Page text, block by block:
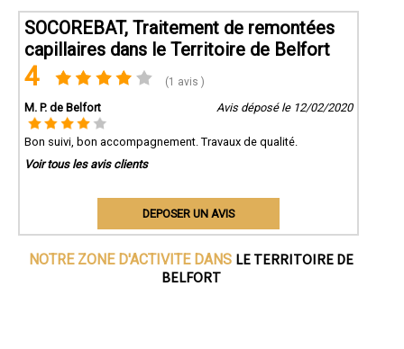
SOCOREBAT, Traitement de remontées
capillaires dans le Territoire de Belfort
4 (1 avis )
M. P. de Belfort Avis déposé le 12/02/2020
Bon suivi, bon accompagnement. Travaux de qualité.
Voir tous les avis clients
DEPOSER UN AVIS
NOTRE ZONE D'ACTIVITE DANS LE TERRITOIRE DE
BELFORT